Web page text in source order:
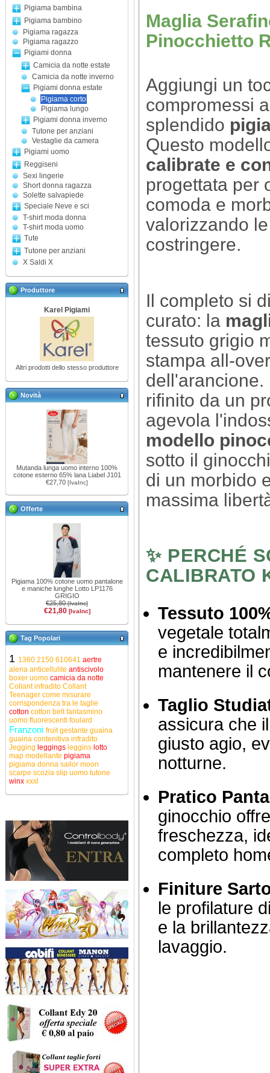
Pigiama bambina
Pigiama bambino
Pigiama ragazza
Pigiama ragazzo
Pigiami donna
Camicia da notte estate
Camicia da notte inverno
Pigiami donna estate
Pigiama corto
Pigiama lungo
Pigiami donna inverno
Tutone per anziani
Vestaglie da camera
Pigiami uomo
Reggiseni
Sexi lingerie
Short donna ragazza
Solette salvapiede
Speciale Neve e sci
T-shirt moda donna
T-shirt moda uomo
Tute
Tutone per anziani
X Saldi X
Produttore
Karel Pigiami
Altri prodotti dello stesso produttore
Novità
Mutanda lunga uomo interno 100%
cotone esterno 65% lana Liabel J101
€27,70 [IvaInc]
Offerte
Pigiama 100% cotone uomo pantalone
e maniche lunghe Lotto LP1176
GRIGIO
€25,80[IvaInc]
€21,80 [IvaInc]
Tag Popolari
1 1360 2150 610641 aertre
alena anticellulite antiscivolo
boxer uomo camicia da notte
Collant infradito Collant
Teenager come misurare
corrispondenza tra le taglie
cotton cotton beltfantasmino
uomo fluorescenti foulard
Franzoni fruitgestante guaina
guaina contenitiva infradito
Jegging leggings leggins lotto
map modellante pigiama
pigiama donna sailor moon
scarpe scozia slip uomo tutone
winx xxxl
Maglia
Pinocchietto
Aggiungi un
compromessi
splendido
Questo
calibrate e
progettata per
comoda e
valorizzando
costringere.
Il completo si
curato: la
tessuto grigio
stampa all-
rifinito da un
agevola
modello
sotto il
di un morbido
massima
✨ PERCHÉ
CALIBRATO
Tessuto
vegetale
e
mantenere il
Taglio
assicura che
giusto agio,
notturne.
Pratico
ginocchio
freschezza,
completo
Finiture
le profilature
e la
lavaggio.